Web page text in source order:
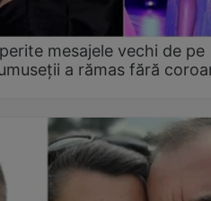
mesajele vechi de pe
a rămas fără